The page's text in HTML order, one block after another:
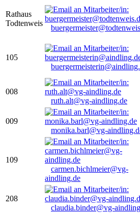
Rathaus
Todtenweis
105
008
ruth.alt@vg-aindling.de
009
monika.barl@vg-
109
carmen.bichlmeier@vg-
aindling.de
208
claudia.binder@vg-